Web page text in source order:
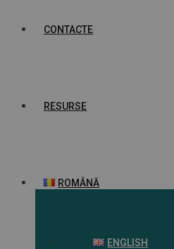
CONTACTE
RESURSE
ROMÂNĂ
ENGLISH